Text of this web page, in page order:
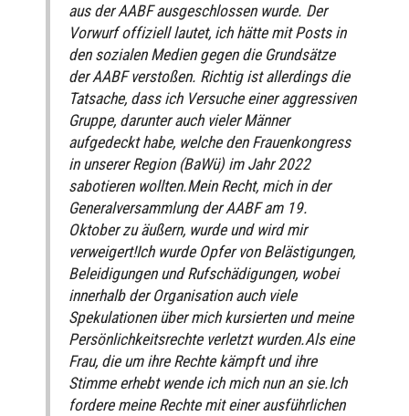
aus der AABF ausgeschlossen wurde. Der
Vorwurf offiziell lautet, ich hätte mit Posts in
den sozialen Medien gegen die Grundsätze
der AABF verstoßen. Richtig ist allerdings die
Tatsache, dass ich Versuche einer aggressiven
Gruppe, darunter auch vieler Männer
aufgedeckt habe, welche den Frauenkongress
in unserer Region (BaWü) im Jahr 2022
sabotieren wollten.Mein Recht, mich in der
Generalversammlung der AABF am 19.
Oktober zu äußern, wurde und wird mir
verweigert!Ich wurde Opfer von Belästigungen,
Beleidigungen und Rufschädigungen, wobei
innerhalb der Organisation auch viele
Spekulationen über mich kursierten und meine
Persönlichkeitsrechte verletzt wurden.Als eine
Frau, die um ihre Rechte kämpft und ihre
Stimme erhebt wende ich mich nun an sie.Ich
fordere meine Rechte mit einer ausführlichen